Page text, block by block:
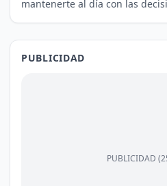
mantenerte al día con las
PUBLICIDAD
PUBLICIDAD